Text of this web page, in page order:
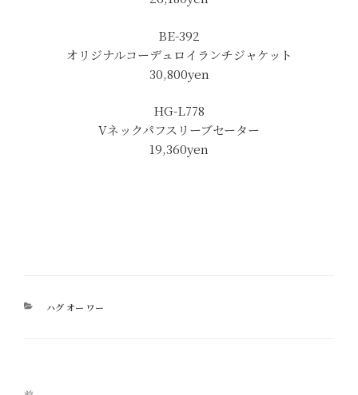
BE-392
オリジナルコーデュロイランチジャケット
30,800yen
HG-L778
Vネックパフスリーブセーター
19,360yen
カ
ハグ オー ワー
投